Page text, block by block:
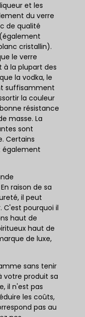
et les
du verre
de qualité
cristallin).
le verre
la plupart des
la vodka, le
suffisamment
la couleur
résistance
masse. La
sont
Certains
également
raison de sa
il peut
pourquoi il
haut de
haut de
de luxe,
sans tenir
votre produit sa
il n'est pas
les coûts,
pas au